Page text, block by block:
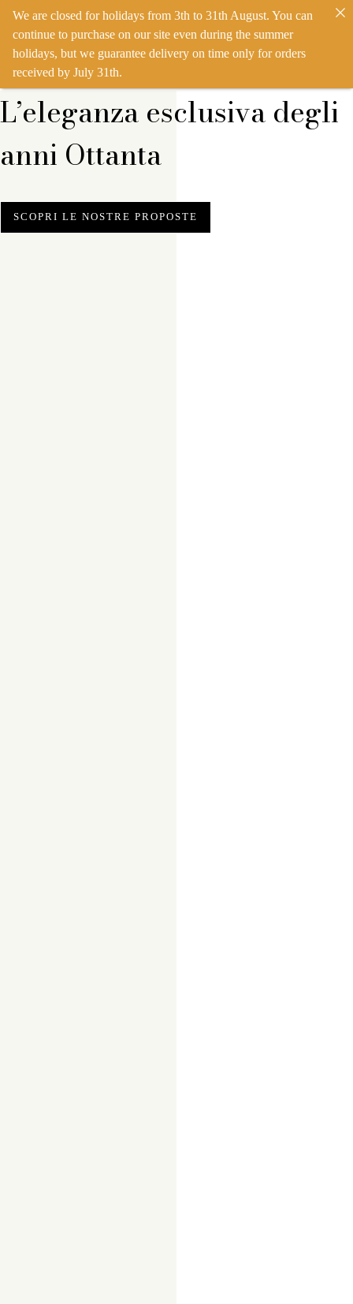
IT ENACCEDI
L’eleganza esclusiva degli
anni Ottanta
SCOPRI LE NOSTRE PROPOSTE
We are closed for holidays from 3th to 31th August. You can
continue to purchase on our site even during the summer
holidays, but we guarantee delivery on time only for orders
received by July 31th.